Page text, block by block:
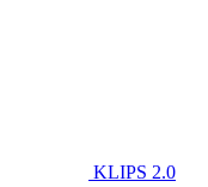
KLIPS 2.0